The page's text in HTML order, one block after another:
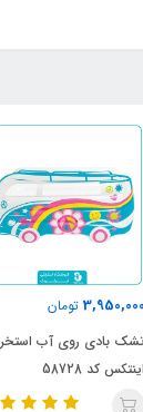
370,000 تومان
تخته شنا فومی استخر